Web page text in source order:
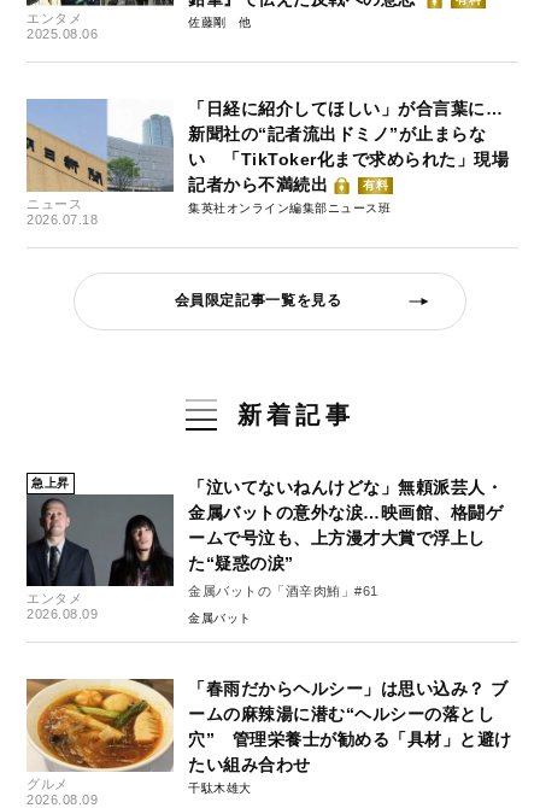
エンタメ
2025.08.06
佐藤剛
ニュース
2026.07.18
「日経に紹介してほしい」が合言葉に…
新聞社の“記者流出ドミノ”が止まらな
い 「TikToker化まで求められた」現場
記者から不満続出
有料
集英社オンライン編集部ニュース班
会員限定記事一覧を見る
新着記事
急上昇
エンタメ
2026.08.09
「泣いてないねんけどな」無頼派芸人・
金属バットの意外な涙…映画館、格闘ゲ
ームで号泣も、上方漫才大賞で浮上し
た“疑惑の涙”
金属バットの「酒辛肉鮪」#61
金属バット
グルメ
2026.08.09
「春雨だからヘルシー」は思い込み？ ブ
ームの麻辣湯に潜む“ヘルシーの落とし
穴” 管理栄養士が勧める「具材」と避け
たい組み合わせ
千駄木雄大